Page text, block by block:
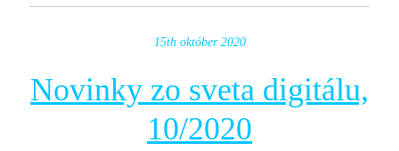
15th október 2020
Novinky zo sveta digitálu,
10/2020